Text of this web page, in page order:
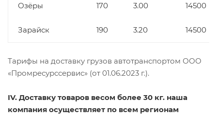
Озёры 170 3.00 14500
Зарайск 190 3.20 14500
Тарифы на доставку грузов автотранспортом ООО
«Промресурссервис» (от 01.06.2023 г.).
IV. Доставку товаров весом более 30 кг. наша
компания осуществляет по всем регионам